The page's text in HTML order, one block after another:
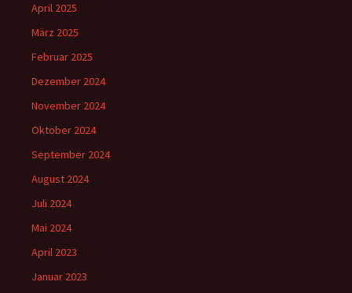
April 2025
März 2025
Februar 2025
Dezember 2024
November 2024
Oktober 2024
September 2024
August 2024
Juli 2024
Mai 2024
April 2023
Januar 2023